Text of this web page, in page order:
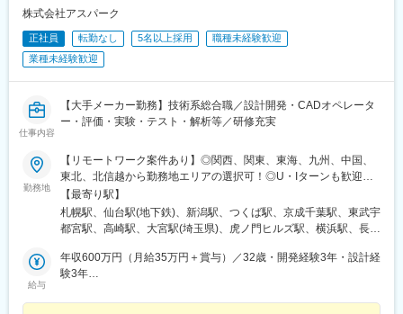
駅、徳山駅、周防下郷駅、道ノ尾駅、大波止駅、喜々津駅、国母
駅、松江駅、伊賀屋駅、弥生が丘駅、宮崎駅、南鹿児島駅、さっ
ぽろ駅、青葉通一番町駅、千葉駅、虎ノ門駅、神奈川駅、市役所
前駅(長野県)、新静岡駅、第一通り駅、近鉄名古屋駅、金沢駅、中
崎町駅、オークスカナルパークホテル富山前、四条駅(京都市営)、
神戸三宮駅(阪神)、姫路駅、岡山駅前駅、胡町駅、高松築港駅、天
神南駅、辛島町駅、南公園駅、湊川駅、小路駅、常盤駅(岡山県)、
之島駅、なにわ橋駅、甘木駅(甘木鉄道線)、住之江公園駅、上前津
駅、久屋大通駅、平沼橋駅、国道駅、蒔田駅、赤羽岩淵駅、セン
ター北駅、勾当台公園駅、本笠寺駅、自由ケ丘駅(愛知県)、出島
駅、北１２条駅、あおば通駅、新千葉駅、神谷町駅、新高島駅、
日吉町駅、新浜松駅、名鉄名古屋駅、梅田駅(地下鉄)、富山駅、京
駅、西辛島町駅、市民広場駅、三滝駅、舟入本町駅、花田口駅、
麻布十番駅、大国町駅、桃山御陵前駅、野田駅(阪神線)、肥後橋
株式会社アスパーク
正社員 転勤なし 5名以上採用
職種未経験歓迎
業種未経験歓迎
仕事内容
【大手メーカー勤務】技術系総合職／設計開発・CADオペレータ
ー・評価・実験・テスト・解析等／研修充実
勤務地
【リモートワーク案件あり】◎関西、関東、東海、九州、中国、
東北、北信越から勤務地エリアの選択可！◎U・Iターンも歓迎！
（引越し代全額負担・家賃95％補助など制度も完備！）■関西エ
リア（大阪、京都、兵庫、奈良、和歌山、滋賀）■関東エリア（東
京、神奈川、千葉、埼玉、栃木、茨城、群馬など）■東海エリア
国エリア（広島、岡山、愛媛など）■東北エリア（宮城、福島な
ど）■北信越エリア（石川、福井、富山、新潟、長野など）のプロ
勤は、基本的には本人が希望する場合以外ありません※受動喫煙防
【最寄り駅】
札幌駅、仙台駅(地下鉄)、新潟駅、つくば駅、京成千葉駅、東武宇
都宮駅、高崎駅、大宮駅(埼玉県)、虎ノ門ヒルズ駅、横浜駅、長野
線)、インテック本社前駅、烏丸駅、三宮駅(神戸新交通)、山陽姫
路駅、岡山駅、八丁堀駅(広島県)、高松駅(香川県)、天神駅、花畑
給与
年収600万円（月給35万円＋賞与）／32歳・開発経験3年・設計経
験3年
発経験10年